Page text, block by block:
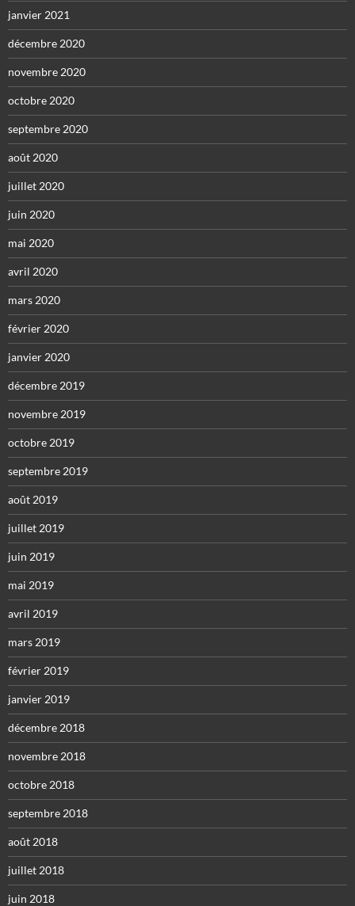
janvier 2021
décembre 2020
novembre 2020
octobre 2020
septembre 2020
août 2020
juillet 2020
juin 2020
mai 2020
avril 2020
mars 2020
février 2020
janvier 2020
décembre 2019
novembre 2019
octobre 2019
septembre 2019
août 2019
juillet 2019
juin 2019
mai 2019
avril 2019
mars 2019
février 2019
janvier 2019
décembre 2018
novembre 2018
octobre 2018
septembre 2018
août 2018
juillet 2018
juin 2018